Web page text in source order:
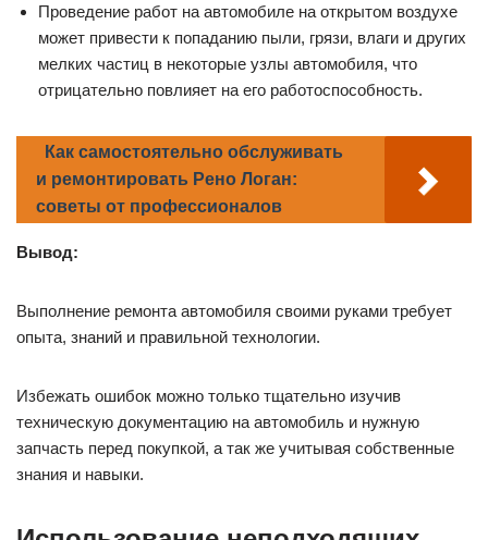
Проведение работ на автомобиле на открытом воздухе
может привести к попаданию пыли, грязи, влаги и других
мелких частиц в некоторые узлы автомобиля, что
отрицательно повлияет на его работоспособность.
Как самостоятельно обслуживать
и ремонтировать Рено Логан:
советы от профессионалов
Вывод:
Выполнение ремонта автомобиля своими руками требует
опыта, знаний и правильной технологии.
Избежать ошибок можно только тщательно изучив
техническую документацию на автомобиль и нужную
запчасть перед покупкой, а так же учитывая собственные
знания и навыки.